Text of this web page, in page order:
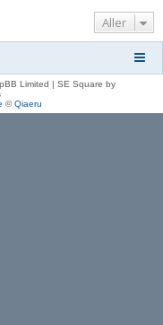
Aller
Limited | SE Square by
©Qiaeru